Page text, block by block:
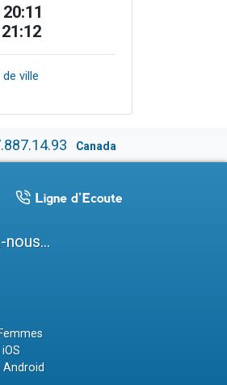
20:11
21:12
ville
Canada